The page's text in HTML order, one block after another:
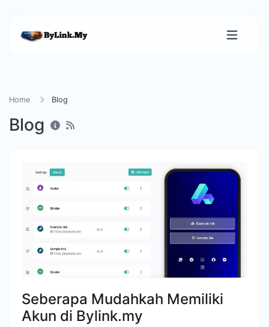
Home Blog
Blog
Seberapa Mudahkah Memiliki
Akun di Bylink.my